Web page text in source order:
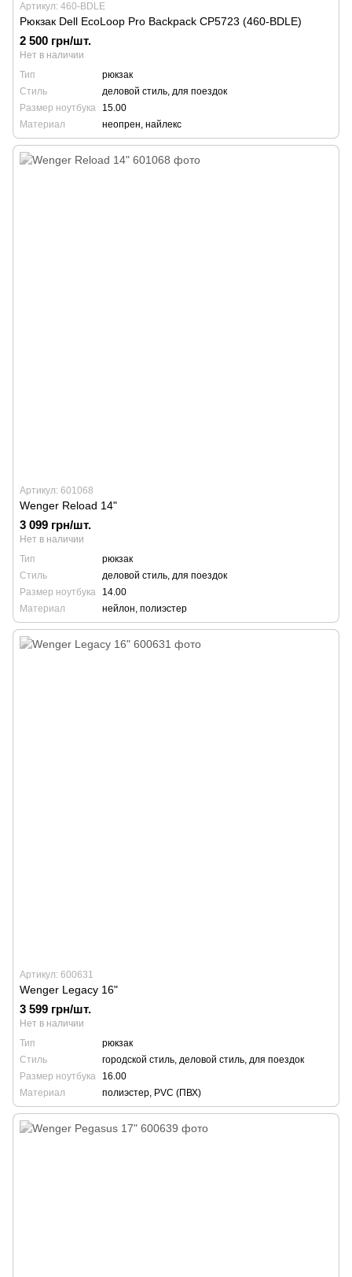
Артикул: 460-BDLE
Рюкзак Dell EcoLoop Pro Backpack CP5723 (460-BDLE)
2 500 грн/шт.
Нет в наличии
Тип
рюкзак
Стиль
деловой стиль, для поездок
Размер ноутбука
15.00
Материал
неопрен, найлекс
Артикул: 601068
Wenger Reload 14"
3 099 грн/шт.
Нет в наличии
Тип
рюкзак
Стиль
деловой стиль, для поездок
Размер ноутбука
14.00
Материал
нейлон, полиэстер
Артикул: 600631
Wenger Legacy 16"
3 599 грн/шт.
Нет в наличии
Тип
рюкзак
Стиль
городской стиль, деловой стиль, для поездок
Размер ноутбука
16.00
Материал
полиэстер, PVC (ПВХ)